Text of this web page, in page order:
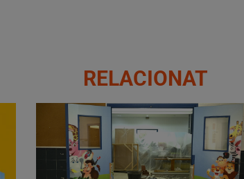
RELACIONAT